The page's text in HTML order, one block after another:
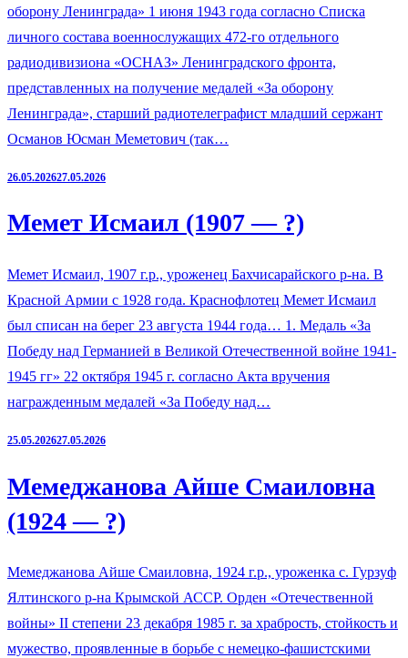
оборону Ленинграда» 1 июня 1943 года согласно Списка
личного состава военнослужащих 472-го отдельного
радиодивизиона «ОСНАЗ» Ленинградского фронта,
представленных на получение медалей «За оборону
Ленинграда», старший радиотелеграфист младший сержант
Османов Юсман Меметович (так…
26.05.202627.05.2026
Мемет Исмаил (1907 — ?)
Мемет Исмаил, 1907 г.р., уроженец Бахчисарайского р-на. В
Красной Армии с 1928 года. Краснофлотец Мемет Исмаил
был списан на берег 23 августа 1944 года… 1. Медаль «За
Победу над Германией в Великой Отечественной войне 1941-
1945 гг» 22 октября 1945 г. согласно Акта вручения
награжденным медалей «За Победу над…
25.05.202627.05.2026
Мемеджанова Айше Смаиловна
(1924 — ?)
Мемеджанова Айше Смаиловна, 1924 г.р., уроженка с. Гурзуф
Ялтинского р-на Крымской АССР. Орден «Отечественной
войны» II степени 23 декабря 1985 г. за храбрость, стойкость и
мужество, проявленные в борьбе с немецко-фашистскими